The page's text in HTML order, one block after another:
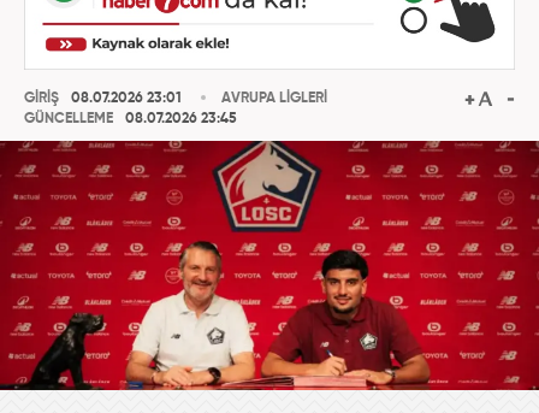
GİRİŞ
08.07.2026 23:01
GÜNCELLEME
08.07.2026 23:45
AVRUPA LİGLERİ